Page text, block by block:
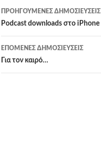
Πλοήγηση
άρθρων
ΠΡΟΗΓΟΎΜΕΝΕΣ ΔΗΜΟΣΙΕΎΣΕΙΣ
Podcast downloads στο iPhone
ΕΠΌΜΕΝΕΣ ΔΗΜΟΣΙΕΎΣΕΙΣ
Για τον καιρό…